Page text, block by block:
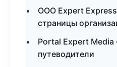
ООО Expert
страницы
Portal Expert
путеводители